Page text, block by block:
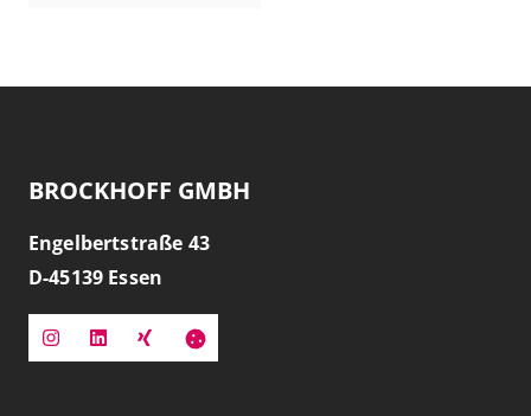
BROCKHOFF GMBH
Engelbertstraße 43
D-45139 Essen